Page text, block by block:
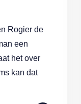
Rogier de
een
het over
kan dat